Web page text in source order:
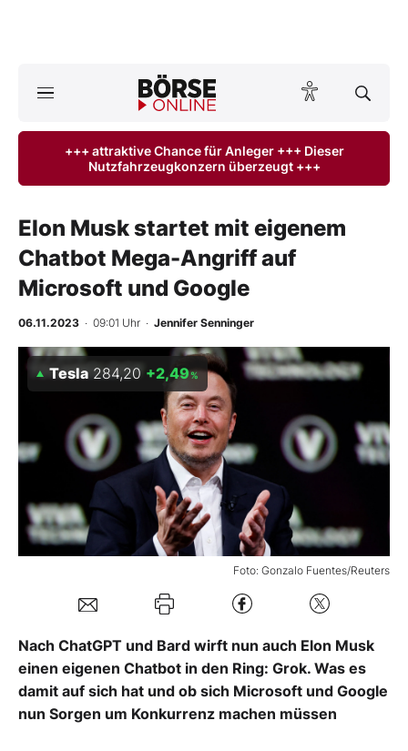
ktuelle Ausgabe BÖRSE ONLINE lesen
Finanz-Check
BO-Musterdepots
Experten
Mein B:O
Mein Konto
+++ attraktive Chance für Anleger +++ Dieser
Nutzfahrzeugkonzern überzeugt +++
Elon Musk startet mit eigenem
Chatbot Mega-Angriff auf
Microsoft und Google
06.11.2023 · 09:01 Uhr · Jennifer Senninger
Foto: Gonzalo Fuentes/Reuters
Tesla 284,20 +2,49%
Nach ChatGPT und Bard wirft nun auch Elon Musk
einen eigenen Chatbot in den Ring: Grok. Was es
damit auf sich hat und ob sich Microsoft und Google
nun Sorgen um Konkurrenz machen müssen